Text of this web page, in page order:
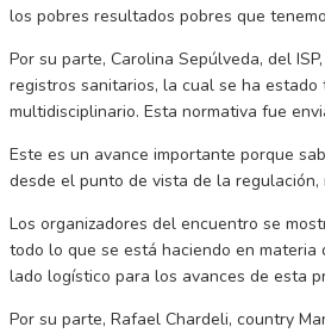
los pobres resultados pobres que
Por su parte, Carolina Sepúlveda, del
registros sanitarios, la cual se ha
multidisciplinario. Esta normativa fue
Este es un avance importante porque
desde el punto de vista de la regulación,
Los organizadores del encuentro se
todo lo que se está haciendo en
lado logístico para los avances de esta
Por su parte, Rafael Chardeli, country